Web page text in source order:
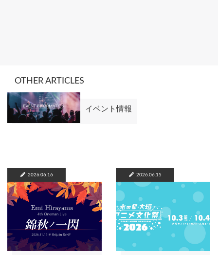
OTHER ARTICLES
イベント情報
2026.06.16 2026.06.15